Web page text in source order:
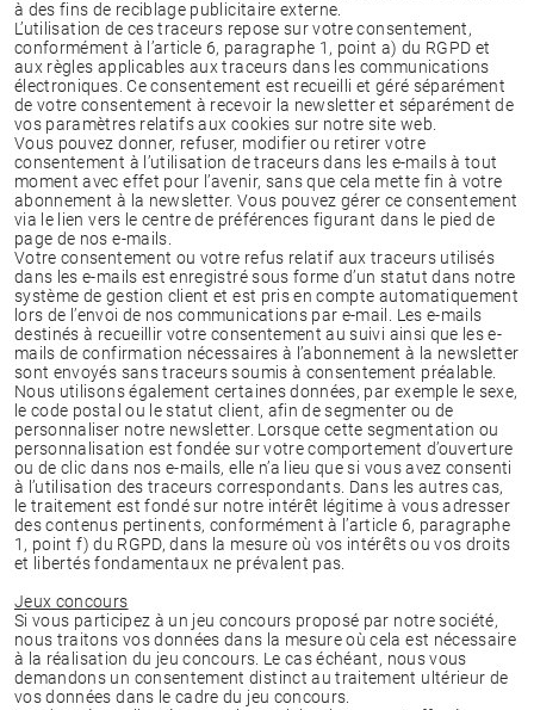
à des fins de reciblage publicitaire externe.
L’utilisation de ces traceurs repose sur votre consentement,
conformément à l’article 6, paragraphe 1, point a) du RGPD et
aux règles applicables aux traceurs dans les communications
électroniques. Ce consentement est recueilli et géré séparément
de votre consentement à recevoir la newsletter et séparément de
vos paramètres relatifs aux cookies sur notre site web.
Vous pouvez donner, refuser, modifier ou retirer votre
consentement à l’utilisation de traceurs dans les e-mails à tout
moment avec effet pour l’avenir, sans que cela mette fin à votre
abonnement à la newsletter. Vous pouvez gérer ce consentement
via le lien vers le centre de préférences figurant dans le pied de
page de nos e-mails.
Votre consentement ou votre refus relatif aux traceurs utilisés
dans les e-mails est enregistré sous forme d’un statut dans notre
système de gestion client et est pris en compte automatiquement
lors de l’envoi de nos communications par e-mail. Les e-mails
destinés à recueillir votre consentement au suivi ainsi que les e-
mails de confirmation nécessaires à l’abonnement à la newsletter
sont envoyés sans traceurs soumis à consentement préalable.
Nous utilisons également certaines données, par exemple le sexe,
le code postal ou le statut client, afin de segmenter ou de
personnaliser notre newsletter. Lorsque cette segmentation ou
personnalisation est fondée sur votre comportement d’ouverture
ou de clic dans nos e-mails, elle n’a lieu que si vous avez consenti
à l’utilisation des traceurs correspondants. Dans les autres cas,
le traitement est fondé sur notre intérêt légitime à vous adresser
des contenus pertinents, conformément à l’article 6, paragraphe
1, point f) du RGPD, dans la mesure où vos intérêts ou vos droits
et libertés fondamentaux ne prévalent pas.
Jeux concours
Si vous participez à un jeu concours proposé par notre société,
nous traitons vos données dans la mesure où cela est nécessaire
à la réalisation du jeu concours. Le cas échéant, nous vous
demandons un consentement distinct au traitement ultérieur de
vos données dans le cadre du jeu concours.